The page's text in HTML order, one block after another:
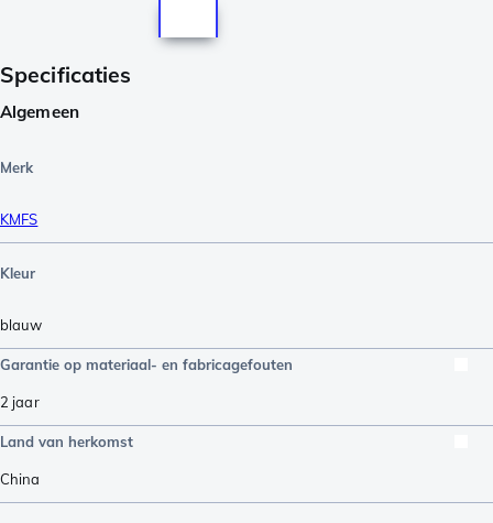
Specificaties
Algemeen
Merk
KMFS
Kleur
blauw
Garantie op materiaal- en fabricagefouten
2 jaar
Land van herkomst
China